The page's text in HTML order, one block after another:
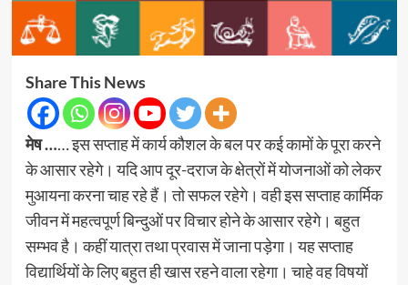
Share This News
मेष …… इस सप्ताह में कार्य कौशल के बल पर कई कामों के पूरा करने
के आसार रहेगे। यदि आप दूर-दराज के क्षेत्रों में योजनाओं को लेकर
मुआयना करना चाह रहे हैं। तो सफल रहेगे। वही इस सप्ताह कार्मिक
जीवन में महत्वपूर्ण बिन्दुओं पर विचार होने के आसार रहेगे। बहुत
सम्भव है। कहीं यात्रा तथा प्रवास में जाना पड़ेगा। यह सप्ताह
विद्यार्थियों के लिए बहुत ही खास रहने वाला रहेगा। चाहे वह विषयों